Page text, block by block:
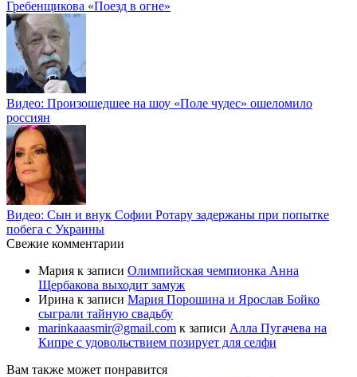
Гребенщикова «Поезд в огне»
Видео: Произошедшее на шоу «Поле чудес» ошеломило
россиян
Видео: Сын и внук Софии Ротару задержаны при попытке
побега с Украины
Свежие комментарии
Мария к записи Олимпийская чемпионка Анна
Щербакова выходит замуж
Ирина к записи Мария Порошина и Ярослав Бойко
сыграли тайную свадьбу
marinkaaasmir@gmail.com к записи Алла Пугачева на
Кипре с удовольствием позирует для селфи
Вам также может понравится